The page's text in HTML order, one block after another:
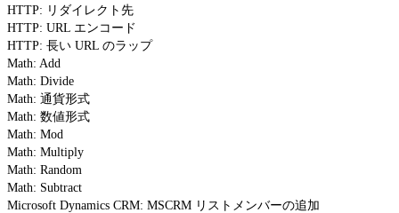
HTTP: リダイレクト先
HTTP: URL エンコード
HTTP: 長い URL のラップ
Math: Add
Math: Divide
Math: 通貨形式
Math: 数値形式
Math: Mod
Math: Multiply
Math: Random
Math: Subtract
Microsoft Dynamics CRM: MSCRM リストメンバーの追加